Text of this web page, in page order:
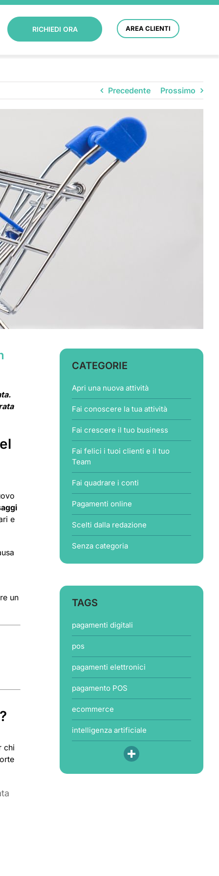
RICHIEDI ORA AREA CLIENTI
Precedente Prossimo
e
un
chi
CATEGORIE
Apri una nuova attività
Fai conoscere la tua attività
Fai crescere il tuo business
Fai felici i tuoi clienti e il tuo
Team
Fai quadrare i conti
Pagamenti online
Scelti dalla redazione
Senza categoria
TAGS
pagamenti digitali
pos
pagamenti elettronici
pagamento POS
ecommerce
intelligenza artificiale